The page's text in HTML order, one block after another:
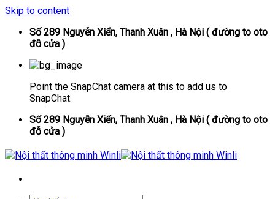
Skip to content
Số 289 Nguyễn Xiển, Thanh Xuân , Hà Nội ( đường to oto
đỗ cửa )
Point the SnapChat camera at this to add us to
SnapChat.
Số 289 Nguyễn Xiển, Thanh Xuân , Hà Nội ( đường to oto
đỗ cửa )